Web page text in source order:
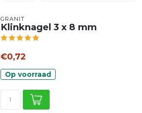
GRANIT
Klinknagel 3 x 8 mm
€0,72
Op voorraad